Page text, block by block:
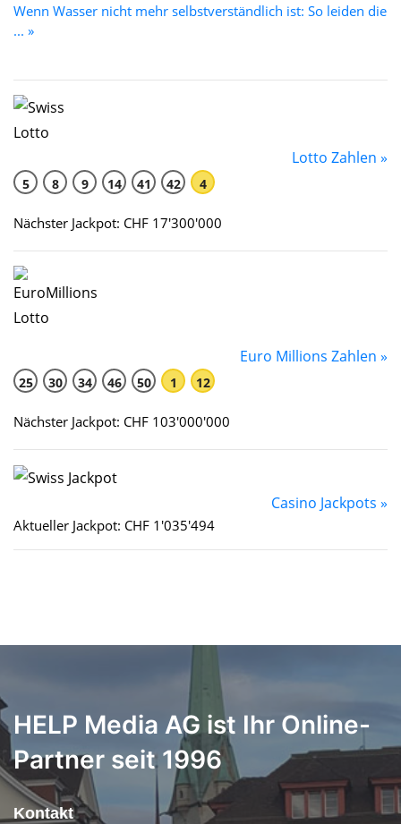
Wenn Wasser nicht mehr selbstverständlich ist: So leiden die
... »
Lotto Zahlen »
5 8 9 14 41 42 4
Nächster Jackpot: CHF 17'300'000
Euro Millions Zahlen »
25 30 34 46 50 1 12
Nächster Jackpot: CHF 103'000'000
Casino Jackpots »
Aktueller Jackpot: CHF 1'035'494
HELP Media AG ist Ihr Online-
Partner seit 1996
Kontakt